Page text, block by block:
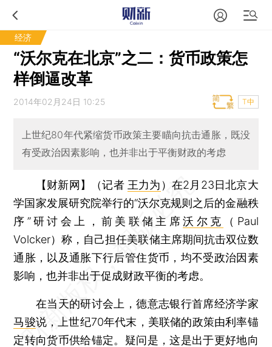
经济
“沃尔克在北京”之二：货币政策怎
样倒逼改革
2014年02月24日 10:25 T中
上世纪80年代紧缩货币政策主要瞄向抗击通胀，既没
有受政治因素影响，也并非出于平衡财政的考虑
【财新网】（记者 王力为 ） 在2月23日北京大
学国家发展研究院举行的“沃尔克规则之后的金融秩
序”研讨会上，前美联储主席沃尔克
（Paul
Volcker）称，自己担任美联储主席期间抗击双位数
通胀，以及通胀下行后管住货币，均不受政治因素
影响，也并非出于促成财政平衡的考虑。
在当天的研讨会上，德意志银行首席经济学家
马骏说，上世纪70年代末，美联储的政策由利率锚
定转向货币供给锚定。疑问是，这是出于更好地向